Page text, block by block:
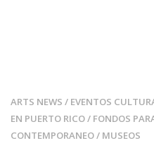
ARTS NEWS / EVENTOS
EN PUERTO RICO/ FONDOS
CONTEMPORANEO/ MUSEOS